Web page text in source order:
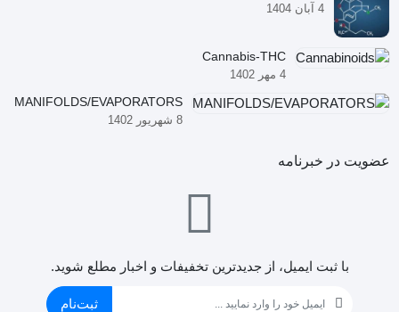
4 آبان 1404
Cannabis-THC
4 مهر 1402
MANIFOLDS/EVAPORATORS
8 شهریور 1402
عضویت در خبرنامه
با ثبت ایمیل، از جدید‌ترین تخفیفات و اخبار مطلع شوید.
ثبت‌نام